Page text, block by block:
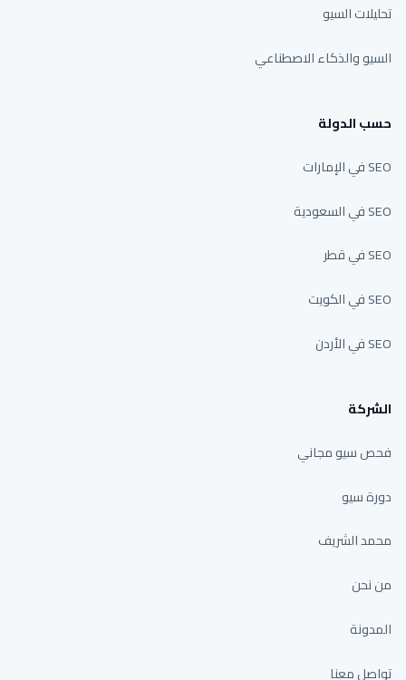
تحليلات السيو
السيو والذكاء الاصطناعي
حسب الدولة
SEO في الإمارات
SEO في السعودية
SEO في قطر
SEO في الكويت
SEO في الأردن
الشركة
فحص سيو مجاني
دورة سيو
محمد الشريف
من نحن
المدونة
تواصل معنا